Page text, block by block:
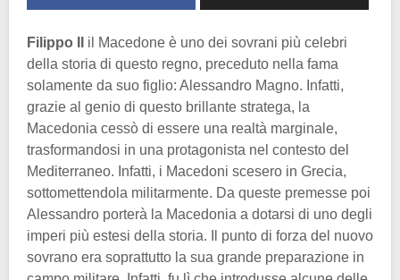
Filippo II
il Macedone è uno dei sovrani più celebri
della storia di questo regno, preceduto nella fama
solamente da suo figlio: Alessandro Magno. Infatti,
grazie al genio di questo brillante stratega, la
Macedonia cessò di essere una realtà marginale,
trasformandosi in una protagonista nel contesto del
Mediterraneo. Infatti, i Macedoni scesero in Grecia,
sottomettendola militarmente. Da queste premesse poi
Alessandro porterà la Macedonia a dotarsi di uno degli
imperi più estesi della storia. Il punto di forza del nuovo
sovrano era soprattutto la sua grande preparazione in